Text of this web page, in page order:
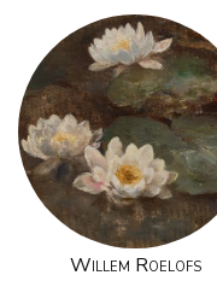
Willem Roelofs